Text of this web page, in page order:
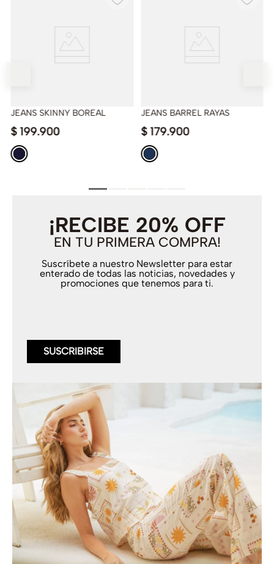
JEANS SKINNY BOREAL
$ 199.900
JEANS BARREL RAYAS
$ 179.900
¡RECIBE 20% OFF
EN TU PRIMERA COMPRA!
Suscríbete a nuestro Newsletter para estar
enterado de todas las noticias, novedades y
promociones que tenemos para ti.
SUSCRIBIRSE